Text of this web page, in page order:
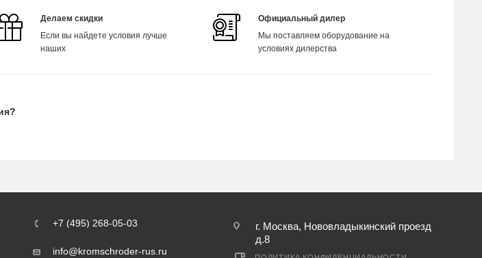
Делаем скидки
Если вы найдете условия лучше
наших
Официальный дилер
Мы поставляем оборудование на
условиях дилерства
+7 (495) 268-05-03
info@kromschroder-rus.ru
г. Москва, Нововладыкинский проезд
д.8